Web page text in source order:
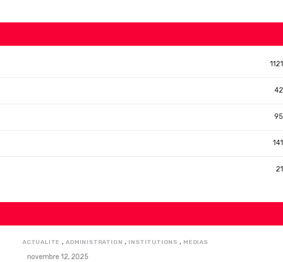
1121
42
95
141
21
ACTUALITE ,ADMINISTRATION , INSTITUTIONS , MEDIAS
novembre 12, 2025